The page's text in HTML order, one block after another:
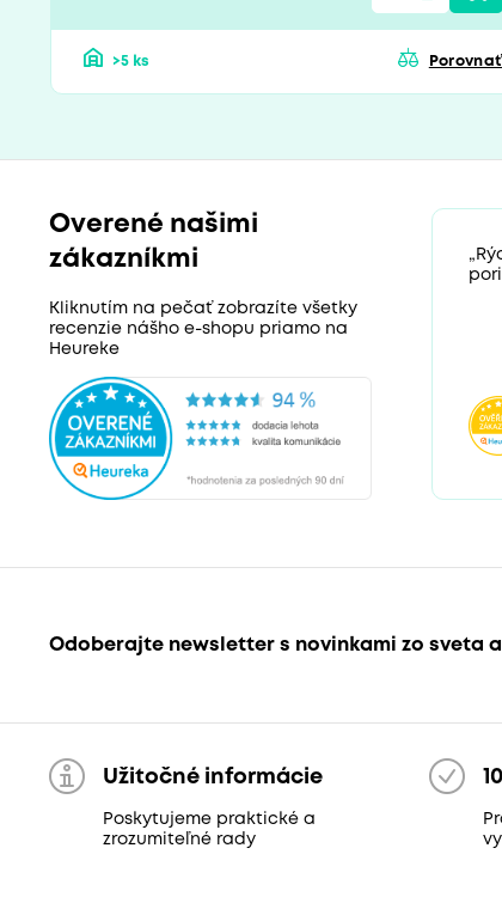
>5 ks Porovnať
Overené našimi
zákazníkmi
Kliknutím na pečať zobrazíte všetky
recenzie nášho e-shopu priamo na
Heureke
Odoberajte newsletter s novinkami zo sveta
Užitočné informácie
Poskytujeme praktické a
zrozumiteľné rady